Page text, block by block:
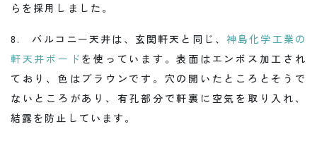
らを採用しました。
8. バルコニー天井は、玄関軒天と同じ、 神島化学工業の
軒天井ボード を使っています。表面はエンボス加工され
ており、色はブラウンです。穴の開いたところとそうで
ないところがあり、有孔部分で軒裏に空気を取り入れ、
結露を防止しています。